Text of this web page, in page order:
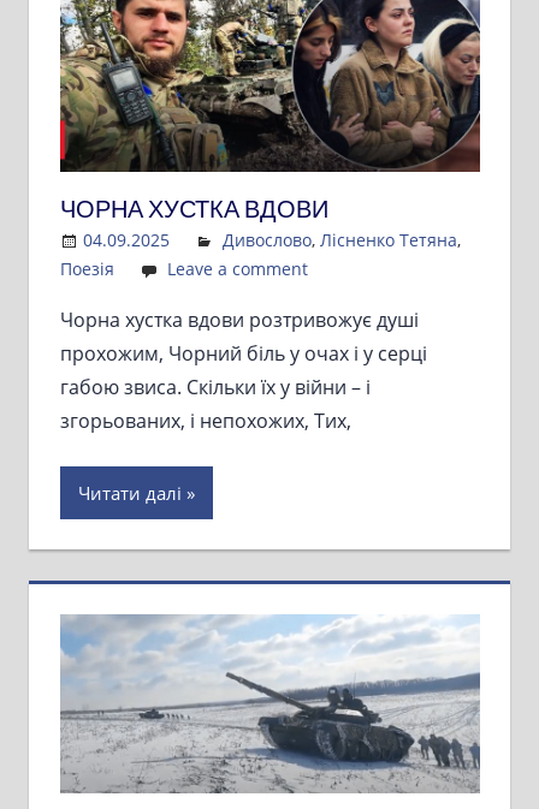
ЧОРНА ХУСТКА ВДОВИ
04.09.2025 Admin
Дивослово, Лісненко Тетяна,
Поезія
Leave a comment
Чорна хустка вдови розтривожує душі
прохожим, Чорний біль у очах і у серці
габою звиса. Скільки їх у війни – і
згорьованих, і непохожих, Тих,
Читати далі